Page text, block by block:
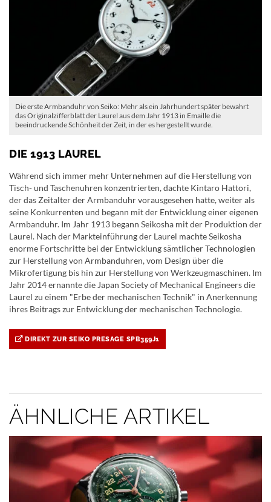
Die erste Armbanduhr von Seiko: Mehr als ein Jahrhundert später bewahrt
das Originalzifferblatt der Laurel aus dem Jahr 1913 in Emaille die
beeindruckende Schönheit der Zeit, in der es hergestellt wurde.
DIE 1913 LAUREL
Während sich immer mehr Unternehmen auf die Herstellung von
Tisch- und Taschenuhren konzentrierten, dachte Kintaro Hattori,
der das Zeitalter der Armbanduhr vorausgesehen hatte, weiter als
seine Konkurrenten und begann mit der Entwicklung einer eigenen
Armbanduhr. Im Jahr 1913 begann Seikosha mit der Produktion der
Laurel. Nach der Markteinführung der Laurel machte Seikosha
enorme Fortschritte bei der Entwicklung sämtlicher Technologien
zur Herstellung von Armbanduhren, vom Design über die
Mikrofertigung bis hin zur Herstellung von Werkzeugmaschinen. Im
Jahr 2014 ernannte die Japan Society of Mechanical Engineers die
Laurel zu einem "Erbe der mechanischen Technik" in Anerkennung
ihres Beitrags zur Entwicklung der mechanischen Technologie.
DIREKT ZUR SEIKO PRESAGE SPB359J1
ÄHNLICHE ARTIKEL